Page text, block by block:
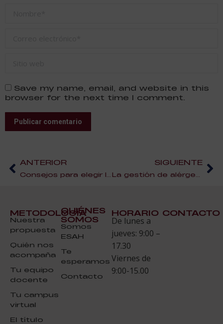
Save my name, email, and website in this
browser for the next time I comment.
Publicar comentario
ANTERIOR SIGUIENTE
METODOLOGÍA
Nuestra
propuesta
Quién nos
acompaña
Tu equipo
docente
Tu campus
virtual
El título
QUIÉNES
SOMOS
Somos
ESAH
Te
esperamos
Contacto
HORARIO
De lunes a
jueves: 9:00 –
17.30
Viernes de
9:00-15.00
CONTACTO